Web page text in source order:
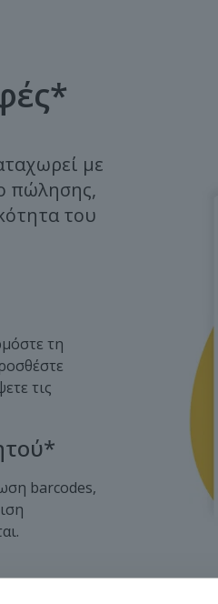
με
πώλησης,
του
τη
τις
barcodes,